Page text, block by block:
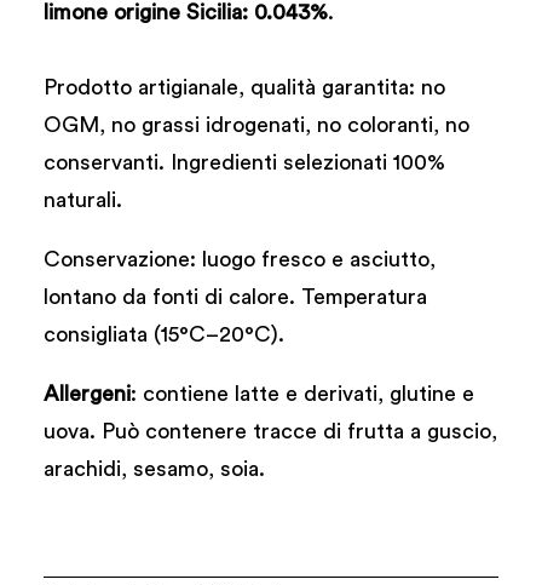
limone origine Sicilia: 0.043%.
Prodotto artigianale, qualità garantita: no
OGM, no grassi idrogenati, no coloranti, no
conservanti. Ingredienti selezionati 100%
naturali.
Conservazione: luogo fresco e asciutto,
lontano da fonti di calore. Temperatura
consigliata (15°C–20°C).
Allergeni: contiene latte e derivati, glutine e
uova. Può contenere tracce di frutta a guscio,
arachidi, sesamo, soia.